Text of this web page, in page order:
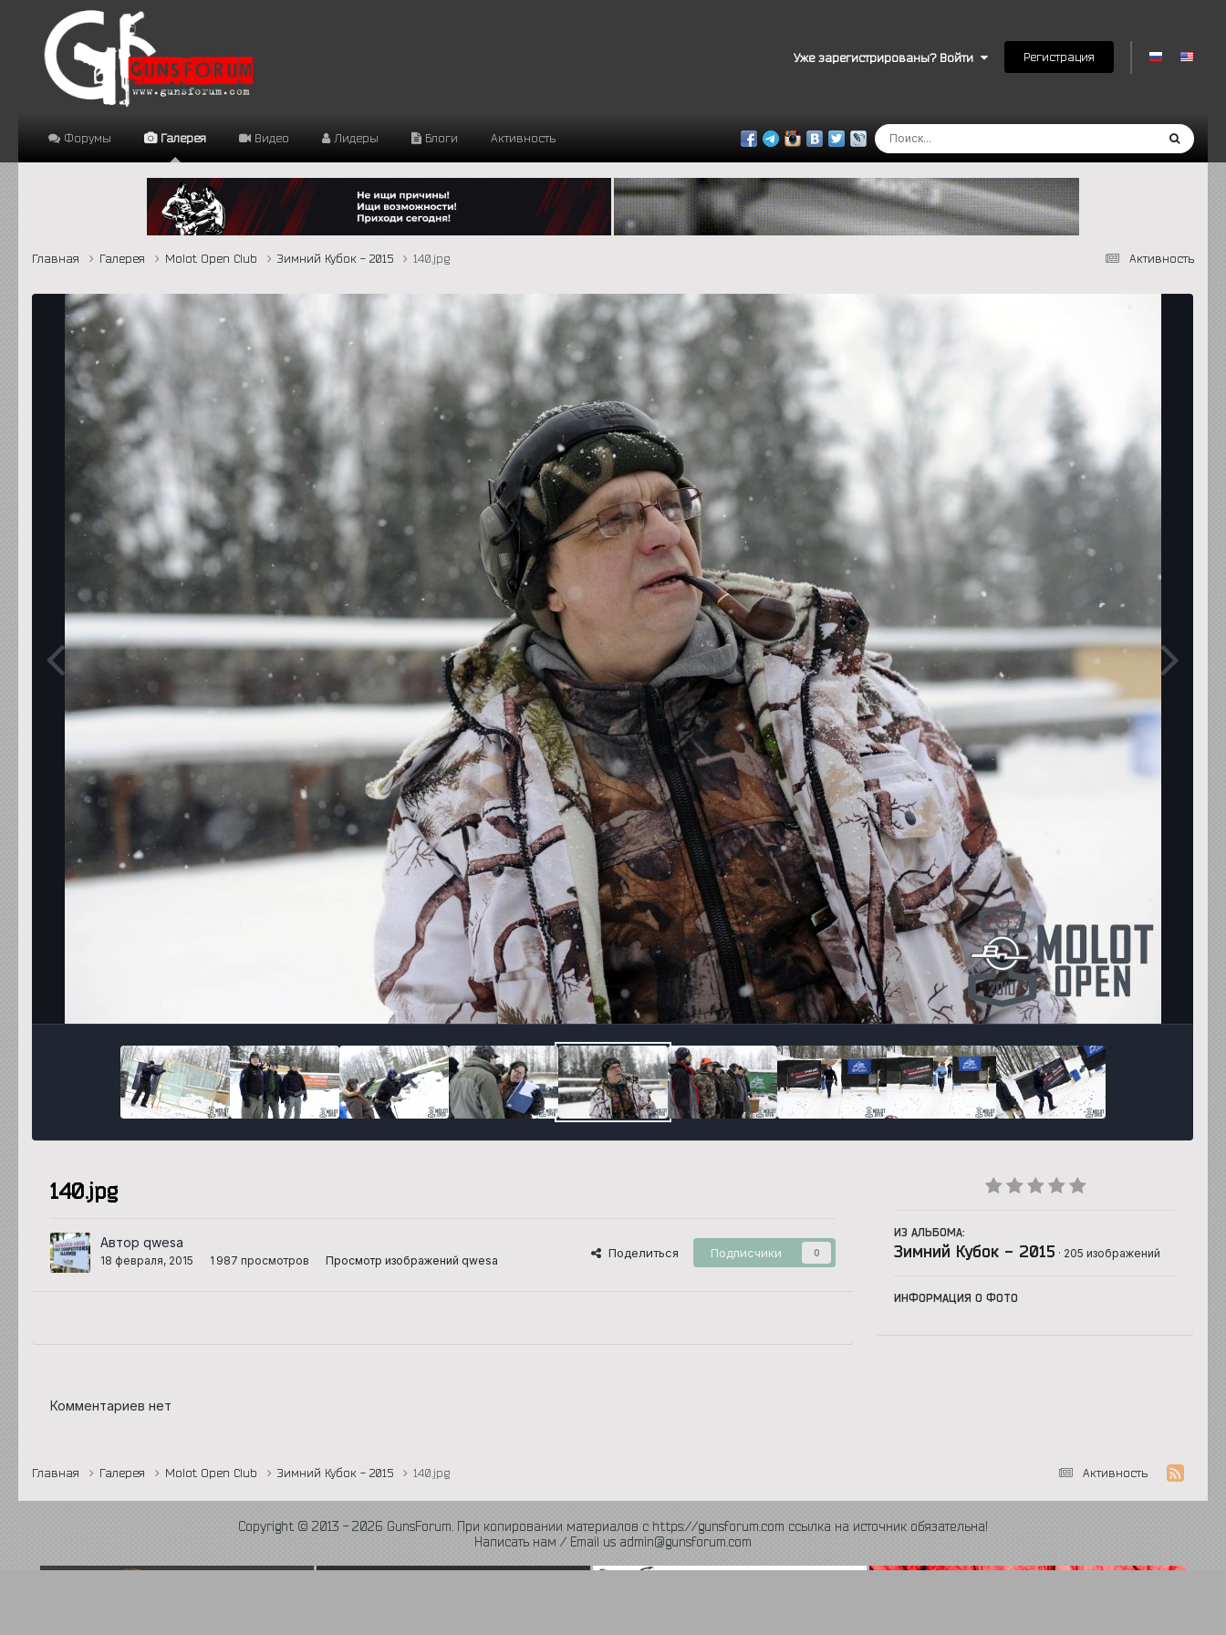
Уже зарегистрированы? Войти Регистрация
Форумы Галерея Видео Лидеры Блоги Активность
Активность
Главная Галерея Molot Open Club Зимний Кубок - 2015 140.jpg
Инструменты
140.jpg
Автор qwesa
18 февраля, 2015 1 987 просмотров Просмотр изображений qwesa
Поделиться Подписчики 0
ИЗ АЛЬБОМА:
Зимний Кубок - 2015 · 205 изображений
ИНФОРМАЦИЯ О ФОТО
Комментариев нет
Активность
Главная Галерея Molot Open Club Зимний Кубок - 2015 140.jpg
Copyright © 2013 - 2026 GunsForum. При копировании материалов с https://gunsforum.com ссылка на источник обязательна!
Написать нам / Email us admin@gunsforum.com